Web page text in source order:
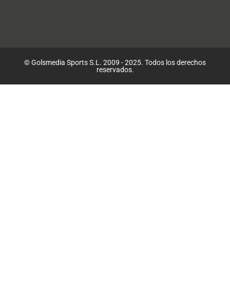
© Golsmedia Sports S.L. 2009 - 2025. Todos los derechos
reservados.